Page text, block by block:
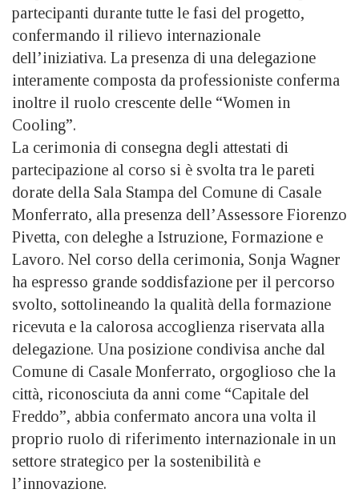
partecipanti durante tutte le fasi del progetto,
confermando il rilievo internazionale
dell’iniziativa. La presenza di una delegazione
interamente composta da professioniste conferma
inoltre il ruolo crescente delle “Women in
Cooling”.
La cerimonia di consegna degli attestati di
partecipazione al corso si è svolta tra le pareti
dorate della Sala Stampa del Comune di Casale
Monferrato, alla presenza dell’Assessore Fiorenzo
Pivetta, con deleghe a Istruzione, Formazione e
Lavoro. Nel corso della cerimonia, Sonja Wagner
ha espresso grande soddisfazione per il percorso
svolto, sottolineando la qualità della formazione
ricevuta e la calorosa accoglienza riservata alla
delegazione. Una posizione condivisa anche dal
Comune di Casale Monferrato, orgoglioso che la
città, riconosciuta da anni come “Capitale del
Freddo”, abbia confermato ancora una volta il
proprio ruolo di riferimento internazionale in un
settore strategico per la sostenibilità e
l’innovazione.